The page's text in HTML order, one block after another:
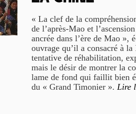
« La clef de la
de l’après-Mao et
ancrée dans l’ère de Mao »,
ouvrage qu’il a consacré à
tentative de réhabilitation,
mais le désir de montrer la
lame de fond qui faillit bien
du « Grand Timonier ». Lire